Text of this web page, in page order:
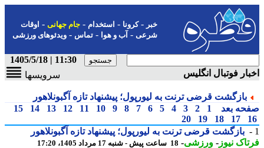
-کرونا-استخدام- جام جهانی-اوقات
شرعی-آب و هوا-تماس-ویدئوهای ورزشی
11:30 | 1405/5/18
فوتبال انگلیس
سرویسها
بازگشت قرضی ترنت به لیورپول؛ پیشنهاد تازه آگبونلاهور
بعد
1
2
3
4
5
6
7
8
9
10
11
12
13
14
15
17
18
19
20
بازگشت قرضی ترنت به لیورپول؛ پیشنهاد تازه آگبونلاهور
نیوز-ورزشی-18 ساعت پیش - شنبه 17 مرداد 1405، 17:20